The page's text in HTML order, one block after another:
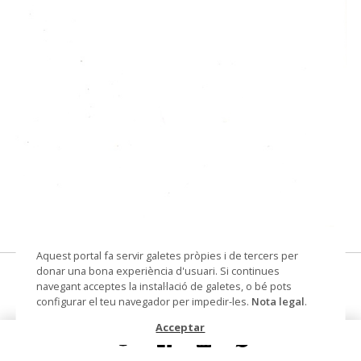
© Museu de les Terres de l'Ebre
pel·lícula: Siete mujeres
programa de mà de cinema
Aquest portal fa servir galetes pròpies i de tercers per
donar una bona experiència d'usuari. Si continues
navegant acceptes la instal·lació de galetes, o bé pots
configurar el teu navegador per impedir-les. Nota legal.
Acceptar